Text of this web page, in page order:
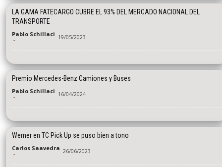
LA GAMA FATECARGO CUBRE EL 93% DEL MERCADO NACIONAL DEL
TRANSPORTE
Pablo Schillaci
- 19/05/2023
Premio Mercedes-Benz Camiones y Buses
Pablo Schillaci
- 16/04/2024
Werner en TC Pick Up se puso bien a tono
Carlos Saavedra
- 26/06/2023